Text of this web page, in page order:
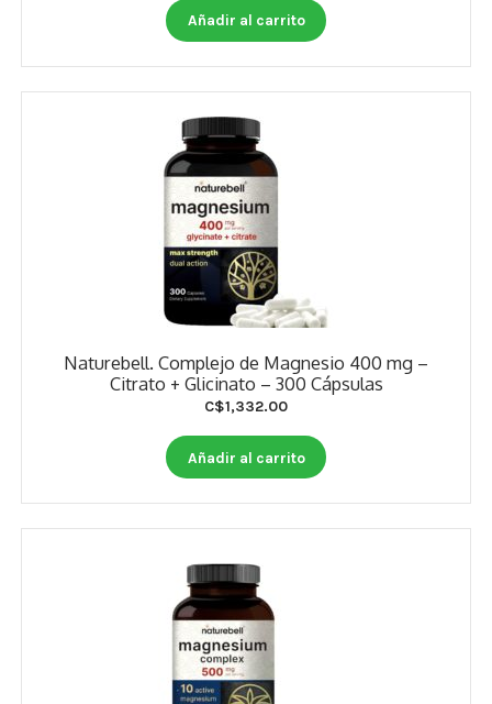
Añadir al carrito
Naturebell. Complejo de Magnesio 400 mg –
Citrato + Glicinato – 300 Cápsulas
C$1,332.00
Añadir al carrito